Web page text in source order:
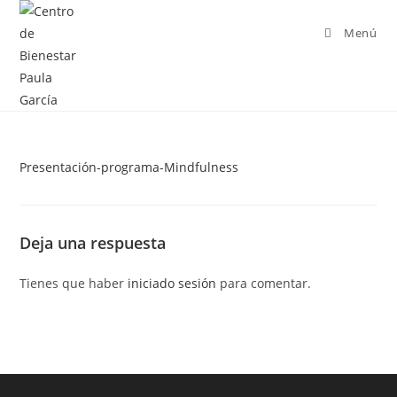
Menú
Presentación-programa-Mindfulness
Deja una respuesta
Tienes que haber iniciado sesión para comentar.